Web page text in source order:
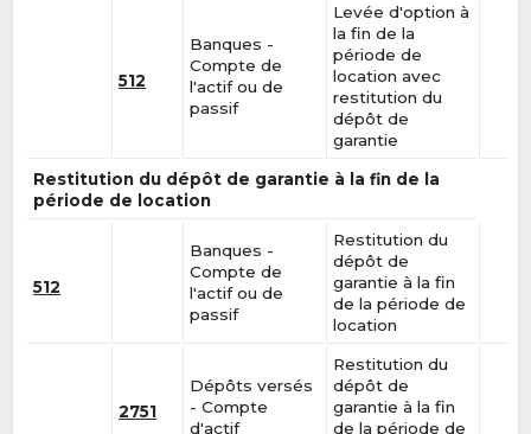
512
Banques -
Compte de
l'actif ou de
passif
Levée d'option à
la fin de la
période de
location avec
restitution du
dépôt de
garantie
Restitution du dépôt de garantie à la fin de la
période de location
512
Banques -
Compte de
l'actif ou de
passif
Restitution du
dépôt de
garantie à la fin
de la période de
location
2751
Dépôts versés
- Compte
d'actif
Restitution du
dépôt de
garantie à la fin
de la période de